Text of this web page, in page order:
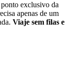
exclusivo da
apenas de um
Viaje sem filas e